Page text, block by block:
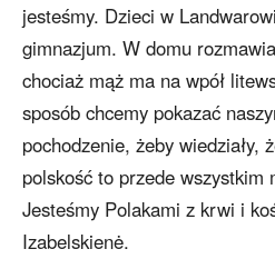
jesteśmy. Dzieci w
gimnazjum. W domu
chociaż mąż ma na wpół
sposób chcemy pokazać
pochodzenie, żeby wiedziały,
polskość to przede
Jesteśmy Polakami z krwi i
Izabelskienė.